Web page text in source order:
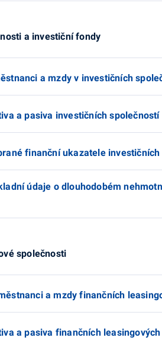
a investiční fondy
a mzdy v investičních
a pasiva investičních
finanční ukazatele
údaje o dlouhodobém
společnosti
a mzdy finančních
a pasiva finančních